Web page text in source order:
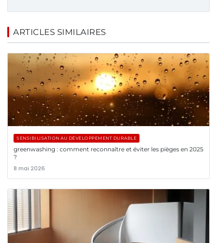
ARTICLES SIMILAIRES
SENSIBILISATION AU DÉVELOPPEMENT DURABLE
greenwashing : comment reconnaître et éviter les pièges en 2025
?
8 mai 2026